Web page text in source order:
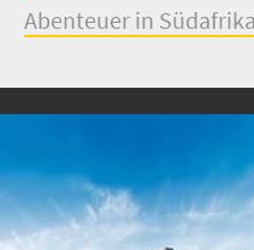
Abenteuer in